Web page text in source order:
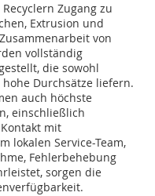
Zugang zu
Extrusion und
von
vollständig
die sowohl
Durchsätze liefern.
auch höchste
einschließlich
mit
lokalen Service-Team,
Fehlerbehebung
sorgen die